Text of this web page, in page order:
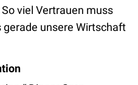
viel Vertrauen muss
gerade unsere Wirtschaft